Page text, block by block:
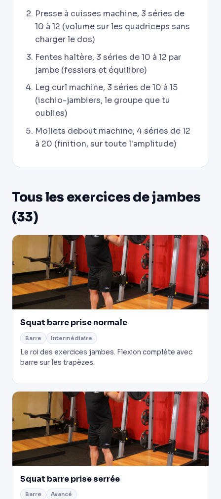
Presse à cuisses machine, 3 séries de
10 à 12 (volume sur les quadriceps sans
charger le dos)
Fentes haltère, 3 séries de 10 à 12 par
jambe (fessiers et équilibre)
Leg curl machine, 3 séries de 10 à 15
(ischio-jambiers, le groupe que tu
oublies)
Mollets debout machine, 4 séries de 12
à 20 (finition, sur toute l'amplitude)
Tous les exercices de jambes
(33)
Squat barre prise normale
Barre Intermédiaire
Le roi des exercices jambes. Flexion complète avec
barre sur les trapèzes.
Squat barre prise serrée
Barre Avancé